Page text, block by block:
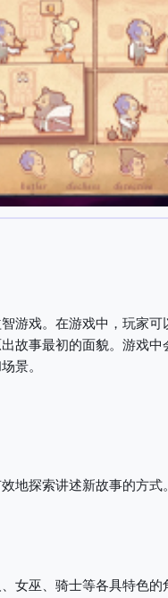
游戏。在游戏中，玩家
故事最初的面貌。游戏
景。
地探索讲述新故事的方
女巫、骑士等各具特色